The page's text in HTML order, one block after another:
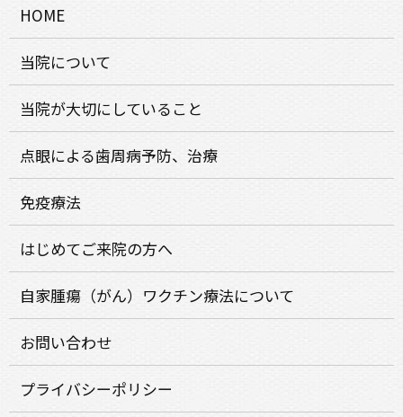
HOME
当院について
当院が大切にしていること
点眼による歯周病予防、治療
免疫療法
はじめてご来院の方へ
自家腫瘍（がん）ワクチン療法について
お問い合わせ
プライバシーポリシー